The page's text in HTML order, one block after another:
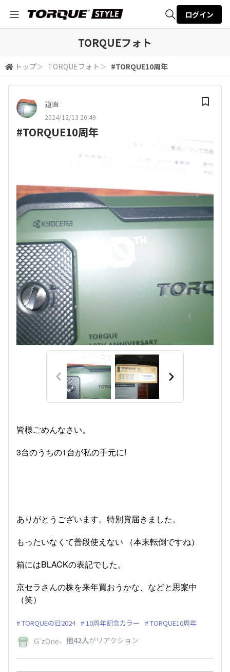
検索
ログイン
TORQUEフォト
トップ＞ TORQUEフォト ＞ #TORQUE10周年
道直
2024/12/13 20:49
#TORQUE10周年
皆様ごめんなさい。
3台のうちの1台が私の手元に!
ありがとうございます。特別賞届きました。
もったいなくて普段使えない （本末転倒ですね）
箱にはBLACKの表記でした。
京セラさんの株を来年買おうかな、などと思案中
（笑）
TORQUEの日2024 10周年記念カラー TORQUE10周年
G'zOne、 他42人がリアクション